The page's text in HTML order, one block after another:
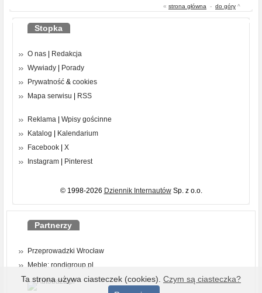
« strona główna - do góry ^
Stopka
O nas
Redakcja
Wywiady
Porady
Prywatność & cookies
Mapa serwisu
RSS
Reklama
Wpisy gościnne
Katalog
Kalendarium
Facebook
X
Instagram
Pinterest
© 1998-2026 Dziennik InternautówSp. z o.o.
Partnerzy
Przeprowadzki Wrocław
Meble: rondigroup.pl
Ta strona używa ciasteczek (cookies). Czym są ciasteczka?